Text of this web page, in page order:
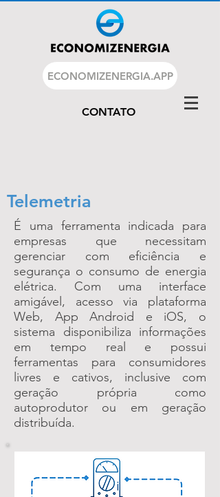
ECONOMIZENERGIA.APP
CONTATO
Telemetria
É uma ferramenta indicada para
empresas que necessitam
gerenciar com eficiência e
segurança o consumo de energia
elétrica. Com uma interface
amigável, acesso via plataforma
Web, App Android e iOS, o
sistema disponibiliza informações
em tempo real e possui
ferramentas para consumidores
livres e cativos, inclusive com
geração própria como
autoprodutor ou em geração
distribuída.